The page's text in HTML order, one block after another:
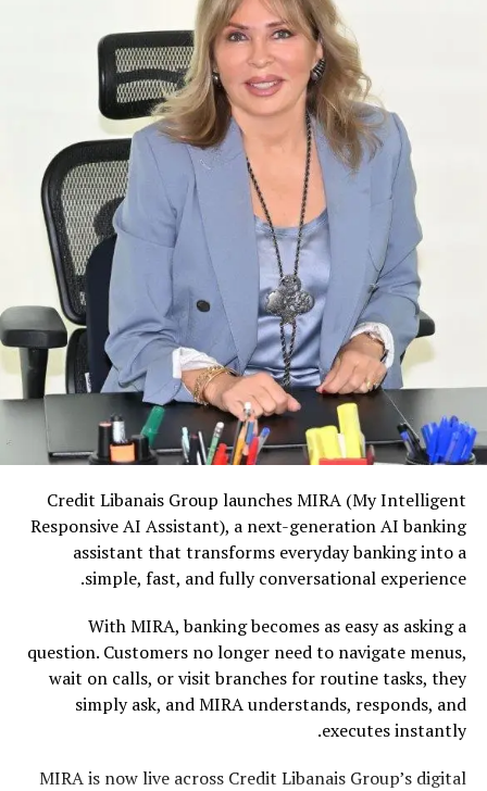
Credit Libanais Group launches MIRA (My Intelligent
Responsive AI Assistant), a next-generation AI banking
assistant that transforms everyday banking into a
simple, fast, and fully conversational experience.
With MIRA, banking becomes as easy as asking a
question. Customers no longer need to navigate menus,
wait on calls, or visit branches for routine tasks, they
simply ask, and MIRA understands, responds, and
executes instantly.
MIRA is now live across Credit Libanais Group’s digital